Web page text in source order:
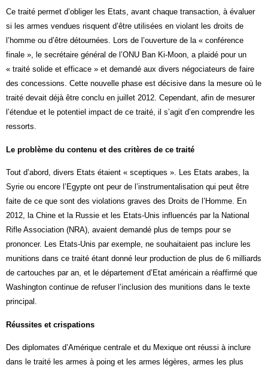
Ce traité permet d’obliger les Etats, avant chaque transaction, à évaluer
si les armes vendues risquent d’être utilisées en violant les droits de
l’homme ou d’être détournées. Lors de l’ouverture de la « conférence
finale », le secrétaire général de l’ONU Ban Ki-Moon, a plaidé pour un
« traité solide et efficace » et demandé aux divers négociateurs de faire
des concessions. Cette nouvelle phase est décisive dans la mesure où le
traité devait déjà être conclu en juillet 2012. Cependant, afin de mesurer
l’étendue et le potentiel impact de ce traité, il s’agit d’en comprendre les
ressorts.
Le problème du contenu et des critères de ce traité
Tout d’abord, divers Etats étaient « sceptiques ». Les Etats arabes, la
Syrie ou encore l’Egypte ont peur de l’instrumentalisation qui peut être
faite de ce que sont des violations graves des Droits de l’Homme. En
2012, la Chine et la Russie et les Etats-Unis influencés par la National
Rifle Association (NRA), avaient demandé plus de temps pour se
prononcer. Les Etats-Unis par exemple, ne souhaitaient pas inclure les
munitions dans ce traité étant donné leur production de plus de 6 milliards
de cartouches par an, et le département d’Etat américain a réaffirmé que
Washington continue de refuser l’inclusion des munitions dans le texte
principal.
Réussites et crispations
Des diplomates d’Amérique centrale et du Mexique ont réussi à inclure
dans le traité les armes à poing et les armes légères, armes les plus